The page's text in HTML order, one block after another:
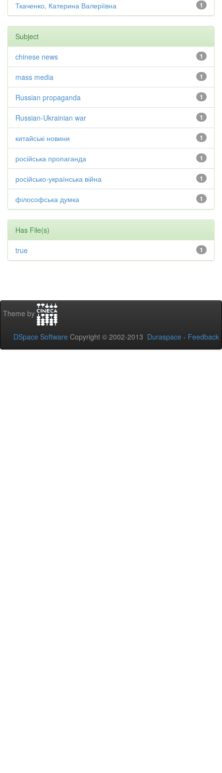
1
Ткаченко, Катерина Валеріївна
Subject
1
chinese news
1
mass media
1
Russian propaganda
1
Russian-Ukrainian war
1
китайські новини
1
російська пропаганда
1
російсько-українська війна
1
філософська думка
Has File(s)
1
true
Theme by
DSpace Software Copyright © 2002-2013 Duraspace - Feedback